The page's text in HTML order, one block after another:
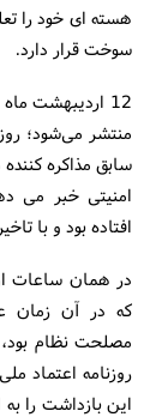
هسته ای خود را
سوخت قرار دارد.
منتشر می‌شود؛
سابق مذاکره
افتاده بود و با تاخیری 2 روزه خبر آن
در همان ساعات
که در آن زمان
مصلحت نظام
روزنامه اعتماد
این بازداشت را به